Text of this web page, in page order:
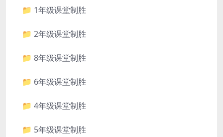
📁 1年级课堂制胜
📁 2年级课堂制胜
📁 8年级课堂制胜
📁 6年级课堂制胜
📁 4年级课堂制胜
📁 5年级课堂制胜